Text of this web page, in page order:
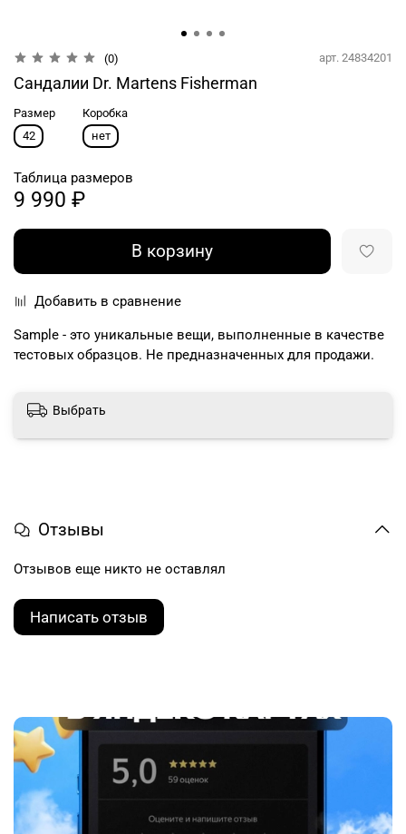
(0) арт. 24834201
Сандалии Dr. Martens Fisherman
Размер
42
Коробка
нет
Таблица размеров
9 990 ₽
В корзину
Добавить в сравнение
Sample - это уникальные вещи, выполненные в качестве
тестовых образцов. Не предназначенных для продажи.
Выбрать
Отзывы
Отзывов еще никто не оставлял
Написать отзыв